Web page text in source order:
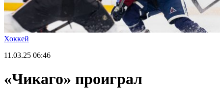
Хоккей
11.03.25 06:46
«Чикаго» проиграл